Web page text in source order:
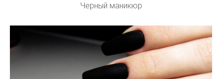
Черный маникюр